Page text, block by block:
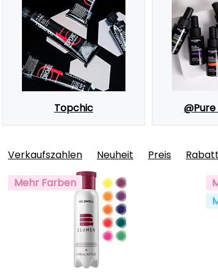
Topchic
Verkaufszahlen Neuheit Preis Rabatt
Mehr Farben